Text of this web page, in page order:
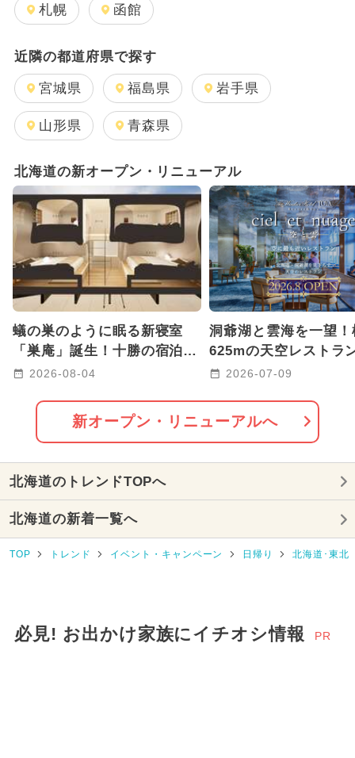
日帰り 2026年1月のイベント
2025年12月のイベント
2026年8月のイベント
2026年2月のイベント
2025年8月のイベント
2025年5月のイベント
2025年11月のイベント
GW(ゴールデンウィーク)
2026年3月のイベント
2024年8月のイベント
2025年10月のイベント
2025年3月のイベント
2026年7月のイベント
2026年4月のイベント
2025年7月のイベント
札幌 函館
近隣の都道府県で探す
宮城県 福島県 岩手県
山形県 青森県
北海道の新オープン・リニューアル
蟻の巣のように眠る新寝室
「巣庵」誕生！十勝の宿泊施
設HOTORIに 最大6名まで
2026-08-04
洞爺湖と雲海を一望！
625mの天空レストラ
「ciel et nuage」が
2026-07-09
新オープン・リニューアルへ
北海道のトレンドTOPへ
北海道の新着一覧へ
TOP トレンド イベント・キャンペーン 日帰り 北海道･東北
必見! お出かけ家族にイチオシ情報 PR